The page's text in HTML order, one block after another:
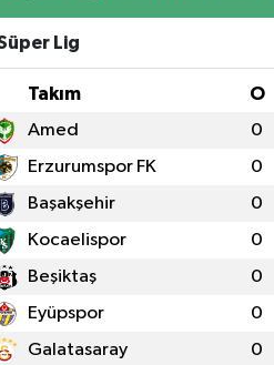
Lig
Takım O
Amed 0
Erzurumspor FK 0
Başakşehir 0
Kocaelispor 0
Beşiktaş 0
Eyüpspor 0
Galatasaray 0